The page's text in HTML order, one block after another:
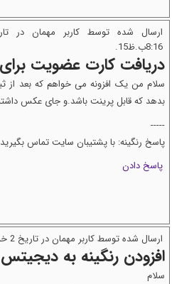
8:16ب.ظ15.
دریافت کارت عضویت
سلام من یک افزونه می خواهم که بعد از
بدهد که قابل پرینت باشد.و جای عکس
-----
پاسخ رنگینه: با پشتیبان سایت تماس
پاسخ دادن
ارسال شده توسط کاربر مهمان در تاریخ 2 خرداد 1398 - 5:29ب.ظ02.
افزودن رنگینه به
سلام